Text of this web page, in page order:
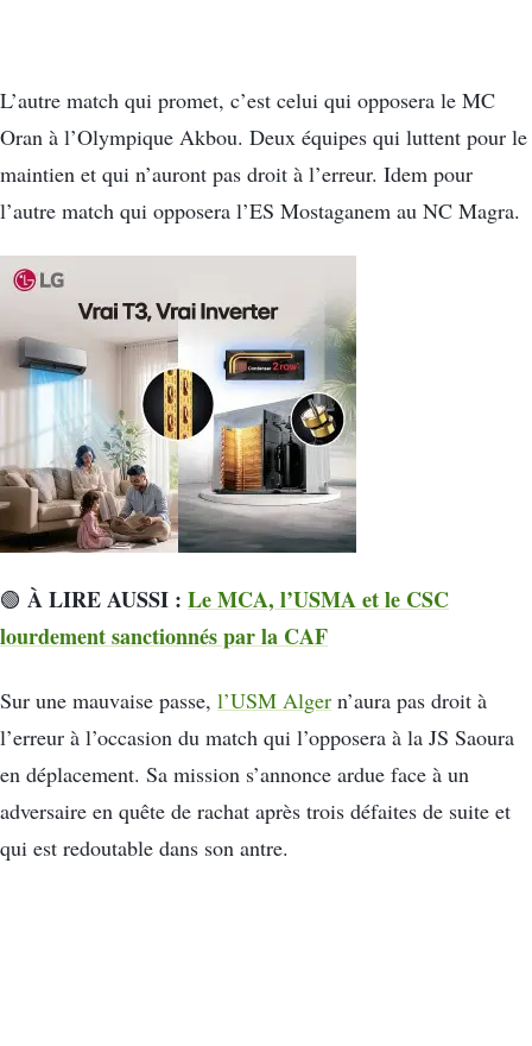
L’autre match qui promet, c’est celui qui opposera le MC
Oran à l’Olympique Akbou. Deux équipes qui luttent pour le
maintien et qui n’auront pas droit à l’erreur. Idem pour
l’autre match qui opposera l’ES Mostaganem au NC Magra.
🟢 À LIRE AUSSI : Le MCA, l’USMA et le CSC
lourdement sanctionnés par la CAF
Sur une mauvaise passe, l’USM Alger n’aura pas droit à
l’erreur à l’occasion du match qui l’opposera à la JS Saoura
en déplacement. Sa mission s’annonce ardue face à un
adversaire en quête de rachat après trois défaites de suite et
qui est redoutable dans son antre.